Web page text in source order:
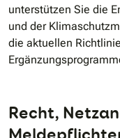
unterstützen Sie die
und der
die aktuellen
Recht,